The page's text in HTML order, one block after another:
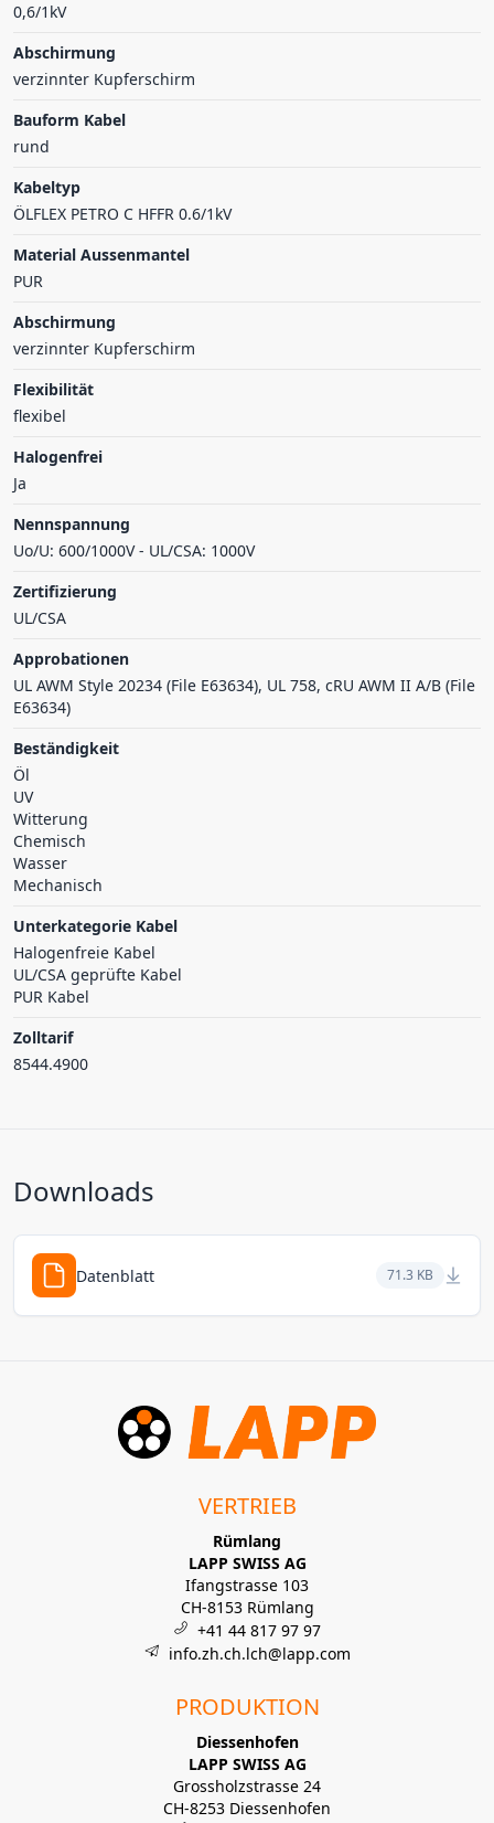
0,6/1kV
Abschirmung
verzinnter Kupferschirm
Bauform Kabel
rund
Kabeltyp
ÖLFLEX PETRO C HFFR 0.6/1kV
Material Aussenmantel
PUR
Abschirmung
verzinnter Kupferschirm
Flexibilität
flexibel
Halogenfrei
Ja
Nennspannung
Uo/U: 600/1000V - UL/CSA: 1000V
Zertifizierung
UL/CSA
Approbationen
UL AWM Style 20234 (File E63634), UL 758, cRU AWM II A/B (File
E63634)
Beständigkeit
Öl
UV
Witterung
Chemisch
Wasser
Mechanisch
Unterkategorie Kabel
Halogenfreie Kabel
UL/CSA geprüfte Kabel
PUR Kabel
Zolltarif
8544.4900
Downloads
Datenblatt 71.3 KB
VERTRIEB
Rümlang
LAPP SWISS AG
Ifangstrasse 103
CH-8153 Rümlang
+41 44 817 97 97
info.zh.ch.lch@lapp.com
PRODUKTION
Diessenhofen
LAPP SWISS AG
Grossholzstrasse 24
CH-8253 Diessenhofen